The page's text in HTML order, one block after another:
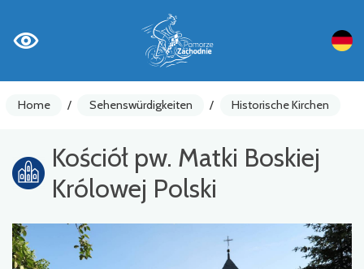
Home / Sehenswürdigkeiten / Historische Kirchen
Kościół pw. Matki Boskiej
Królowej Polski